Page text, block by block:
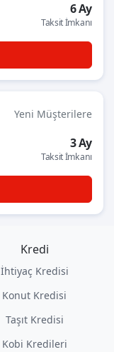
6 Ay
Taksit İmkanı
Yeni Müşterilere
3 Ay
Taksit İmkanı
Kredi
İhtiyaç Kredisi
Konut Kredisi
Taşıt Kredisi
Kobi Kredileri